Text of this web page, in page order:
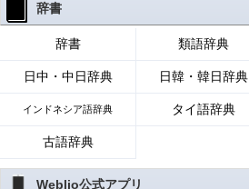
辞書
辞書 類語辞典
日中・中日辞典 日韓・韓日辞典
インドネシア語辞典 タイ語辞典
古語辞典
Weblio公式アプリ